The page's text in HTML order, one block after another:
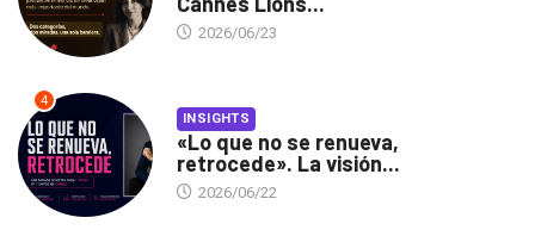
2026/06/23
4
INSIGHTS
«Lo que no se renueva,
retrocede». La visión...
2026/06/22